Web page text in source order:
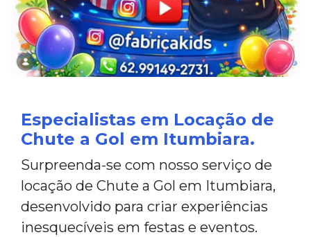
Especialistas em Locação de
Chute a Gol em Itumbiara.
Surpreenda-se com nosso serviço de
locação de Chute a Gol em Itumbiara,
desenvolvido para criar experiências
inesquecíveis em festas e eventos.